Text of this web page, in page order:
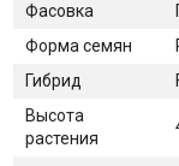
Фасовка
Форма семян
Гибрид
Высота
растения